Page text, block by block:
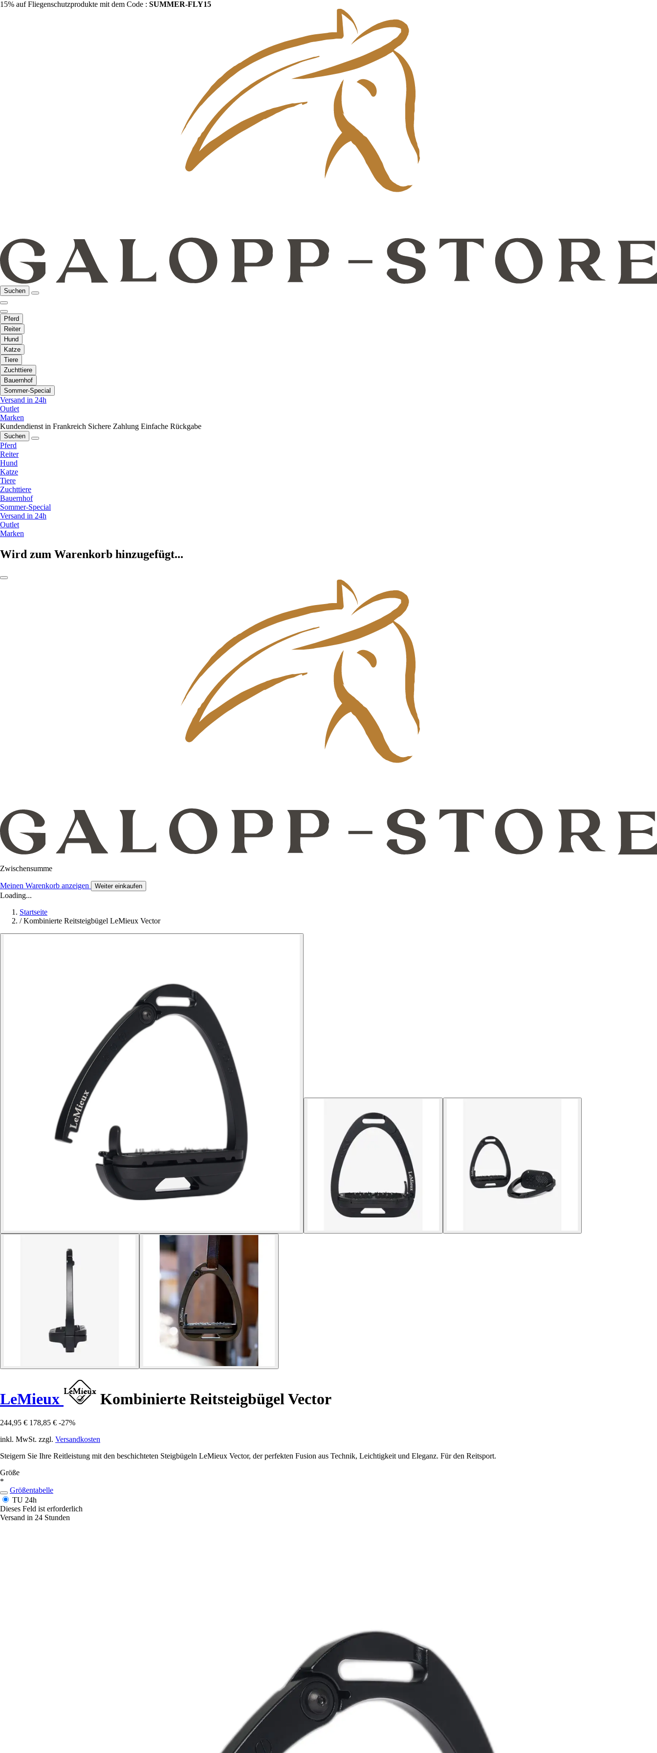
15% auf Fliegenschutzprodukte mit dem Code : SUMMER-FLY15
Suchen
Pferd
Reiter
Hund
Katze
Tiere
Zuchttiere
Bauernhof
Sommer-Special
Versand in 24h
Outlet
Marken
Kundendienst in Frankreich Sichere Zahlung Einfache Rückgabe
Suchen
Pferd
Reiter
Hund
Katze
Tiere
Zuchttiere
Bauernhof
Sommer-Special
Versand in 24h
Outlet
Marken
Wird zum Warenkorb hinzugefügt...
Zwischensumme
Meinen Warenkorb anzeigen Weiter einkaufen
Loading...
Startseite
/ Kombinierte Reitsteigbügel LeMieux Vector
LeMieux Kombinierte Reitsteigbügel Vector
244,95 € 178,85 € -27%
inkl. MwSt. zzgl. Versandkosten
Steigern Sie Ihre Reitleistung mit den beschichteten Steigbügeln LeMieux Vector, der perfekten Fusion aus Technik, Leichtigkeit und Eleganz. Für den Reitsport.
Größe
*
Größentabelle
TU 24h
Dieses Feld ist erforderlich
Versand in 24 Stunden